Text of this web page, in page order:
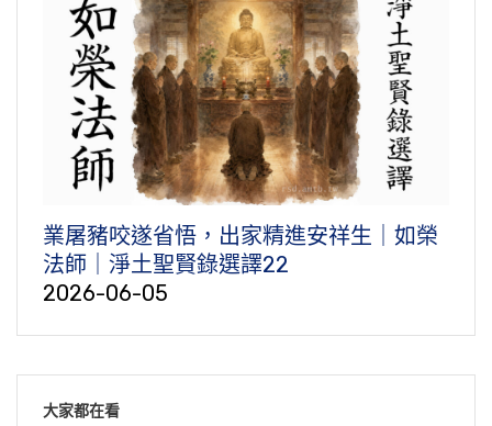
業屠豬咬遂省悟，出家精進安祥生｜如榮
法師｜淨土聖賢錄選譯22
2026-06-05
大家都在看